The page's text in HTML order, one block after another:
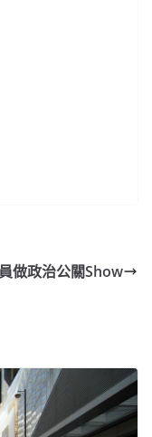
做政治公關Show